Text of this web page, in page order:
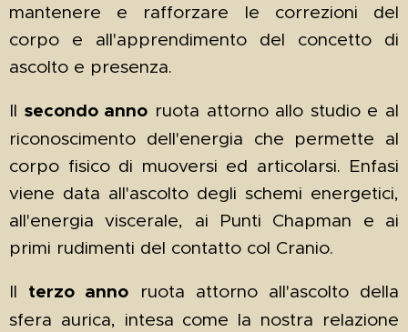
mantenere e rafforzare le correzioni del
corpo e all'apprendimento del concetto di
ascolto e presenza.
Il secondo anno ruota attorno allo studio e al
riconoscimento dell'energia che permette al
corpo fisico di muoversi ed articolarsi. Enfasi
viene data all'ascolto degli schemi energetici,
all'energia viscerale, ai Punti Chapman e ai
primi rudimenti del contatto col Cranio.
Il terzo anno ruota attorno all'ascolto della
sfera aurica, intesa come la nostra relazione